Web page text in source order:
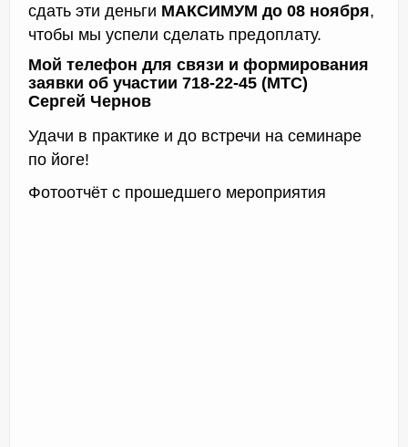
сдать эти деньги МАКСИМУМ до 08 ноября,
чтобы мы успели сделать предоплату.
Мой телефон для связи и формирования
заявки об участии 718-22-45 (МТС)
Сергей Чернов
Удачи в практике и до встречи на семинаре
по йоге!
Фотоотчёт с прошедшего мероприятия